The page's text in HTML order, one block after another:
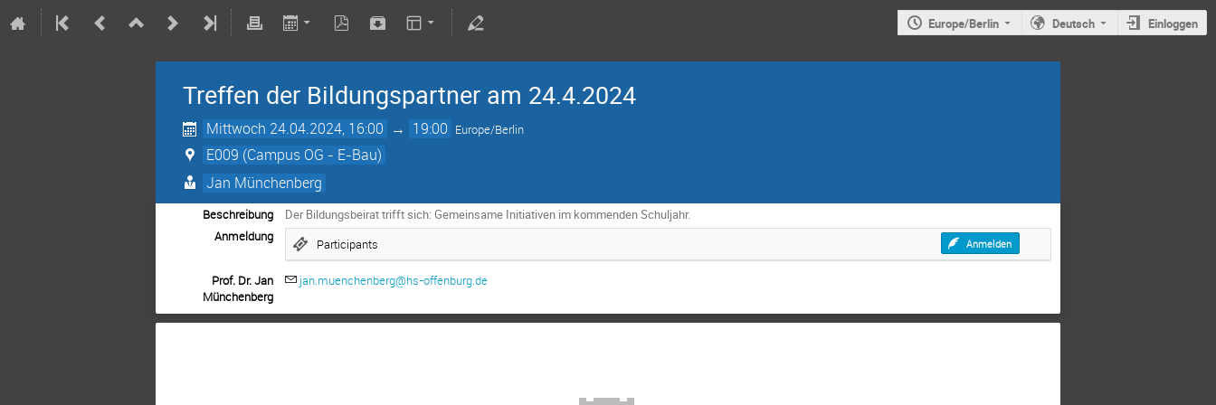
Europe/Berlin Deutsch Einloggen
Treffen der Bildungspartner am 24.4.2024
Mittwoch 24.04.2024, 16:00 → 19:00 Europe/Berlin
E009 (Campus OG - E-Bau)
Jan Münchenberg
Beschreibung
Der Bildungsbeirat trifft sich: Gemeinsame Initiativen im kommenden Schuljahr.
Anmeldung
Participants Anmelden
Prof. Dr. Jan
Münchenberg
jan.muenchenberg@hs-offenburg.de